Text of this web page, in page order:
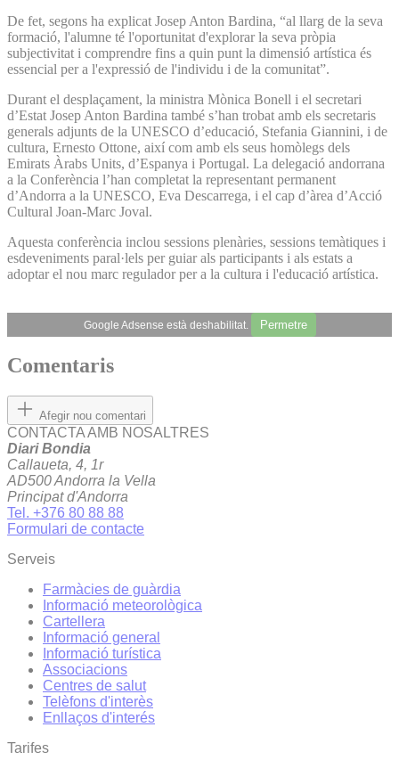
De fet, segons ha explicat Josep Anton Bardina, “al llarg de la seva
formació, l'alumne té l'oportunitat d'explorar la seva pròpia
subjectivitat i comprendre fins a quin punt la dimensió artística és
essencial per a l'expressió de l'individu i de la comunitat”.
Durant el desplaçament, la ministra Mònica Bonell i el secretari
d’Estat Josep Anton Bardina també s’han trobat amb els secretaris
generals adjunts de la UNESCO d’educació, Stefania Giannini, i de
cultura, Ernesto Ottone, així com amb els seus homòlegs dels
Emirats Àrabs Units, d’Espanya i Portugal. La delegació andorrana
a la Conferència l’han completat la representant permanent
d’Andorra a la UNESCO, Eva Descarrega, i el cap d’àrea d’Acció
Cultural Joan-Marc Joval.
Aquesta conferència inclou sessions plenàries, sessions temàtiques i
esdeveniments paral·lels per guiar als participants i als estats a
adoptar el nou marc regulador per a la cultura i l'educació artística.
Google Adsense està deshabilitat. Permetre
Comentaris
Afegir nou comentari
CONTACTA AMB NOSALTRES
Diari Bondia
Callaueta, 4, 1r
AD500 Andorra la Vella
Principat d'Andorra
Tel. +376 80 88 88
Formulari de contacte
Serveis
Farmàcies de guàrdia
Informació meteorològica
Cartellera
Informació general
Informació turística
Associacions
Centres de salut
Telèfons d'interès
Enllaços d'interés
Tarifes